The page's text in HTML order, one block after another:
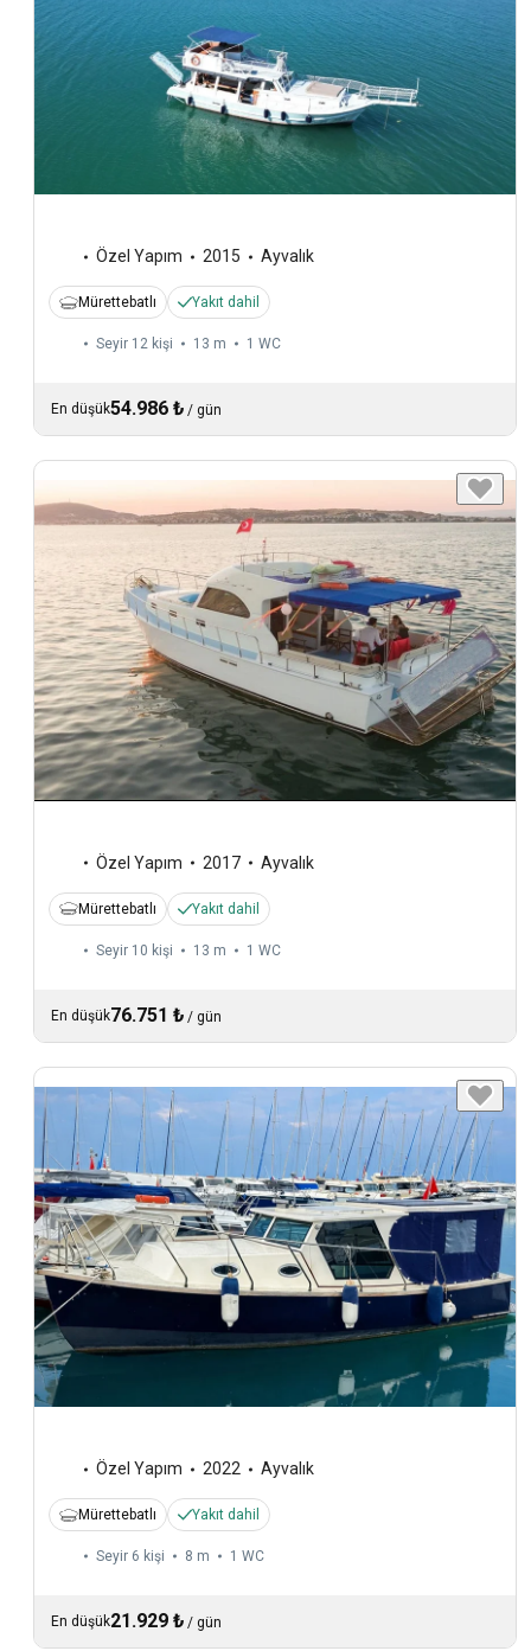
Özel Yapım 2015 Ayvalık
Mürettebatlı Yakıt dahil
Seyir 12 kişi 13 m 1 WC
En düşük54.986 ₺ / gün
Özel Yapım 2017 Ayvalık
Mürettebatlı Yakıt dahil
Seyir 10 kişi 13 m 1 WC
En düşük76.751 ₺ / gün
Özel Yapım 2022 Ayvalık
Mürettebatlı Yakıt dahil
Seyir 6 kişi 8 m 1 WC
En düşük21.929 ₺ / gün